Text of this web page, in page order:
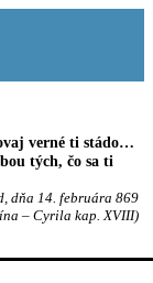
verné ti stádo…
tých, čo sa ti
dňa 14. februára 869
– Cyrila kap. XVIII)